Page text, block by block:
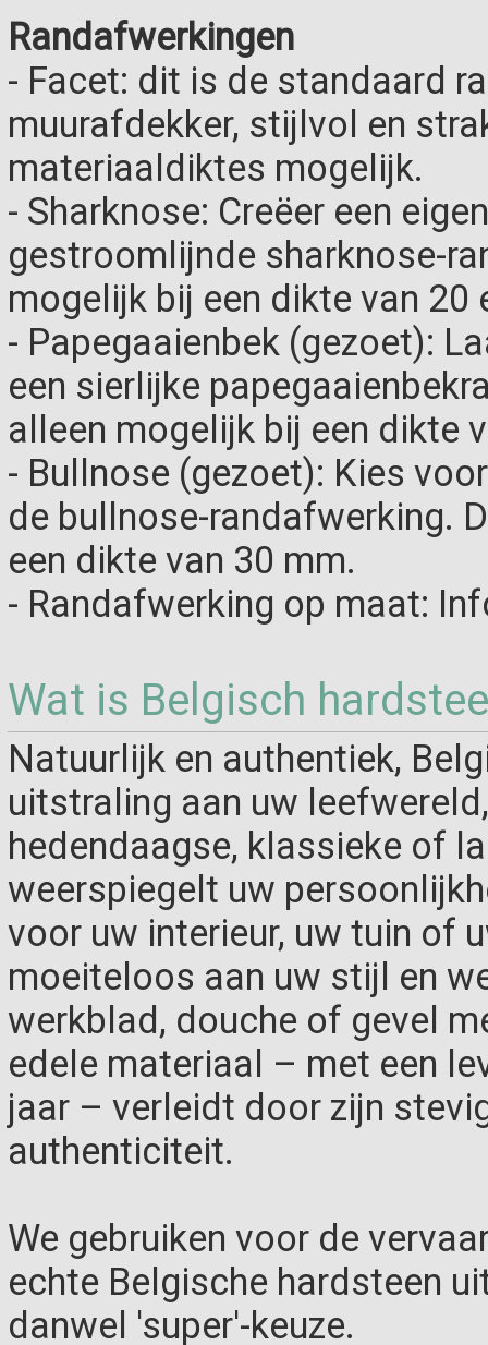
Randafwerkingen
- Facet: dit is de standaard
muurafdekker, stijlvol en
materiaaldiktes mogelijk.
- Sharknose: Creëer een
gestroomlijnde sharknose-
mogelijk bij een dikte van 20
- Papegaaienbek (gezoet):
een sierlijke
alleen mogelijk bij een dikte
- Bullnose (gezoet): Kies
de bullnose-randafwerking.
een dikte van 30 mm.
- Randafwerking op maat:
Wat is Belgisch
Natuurlijk en authentiek,
uitstraling aan uw
hedendaagse, klassieke of
weerspiegelt uw
voor uw interieur, uw tuin of
moeiteloos aan uw stijl en
werkblad, douche of gevel
edele materiaal – met een
jaar – verleidt door zijn
authenticiteit.
We gebruiken voor de
echte Belgische hardsteen
danwel 'super'-keuze.